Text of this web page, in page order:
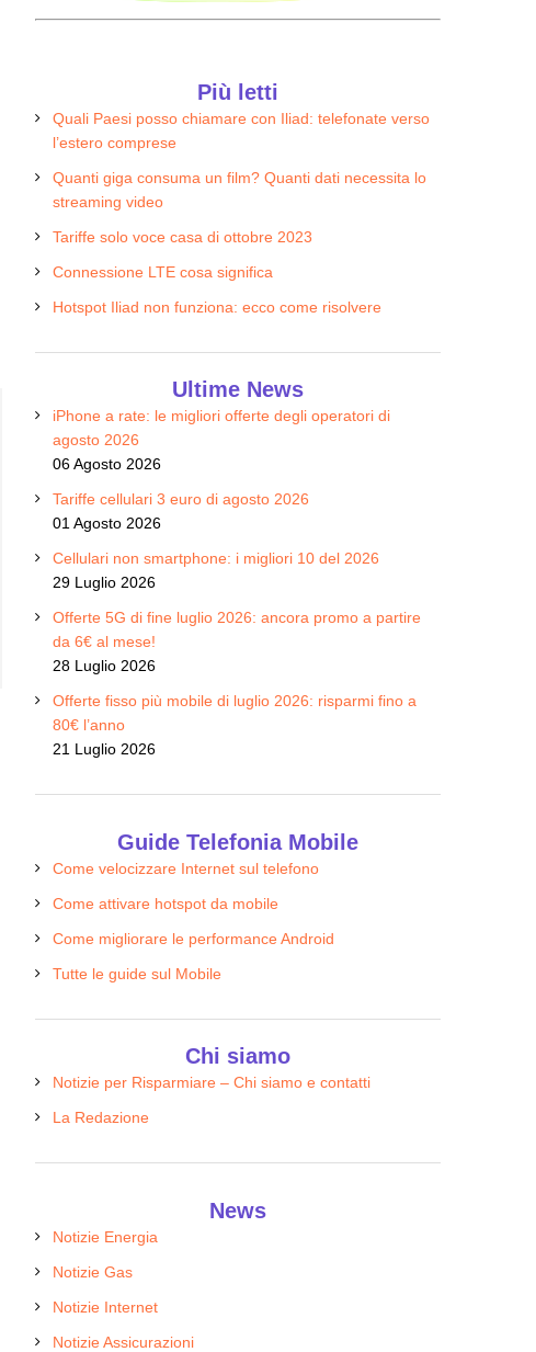
Più letti
Quali Paesi posso chiamare con Iliad: telefonate verso
l’estero comprese
Quanti giga consuma un film? Quanti dati necessita lo
streaming video
Tariffe solo voce casa di ottobre 2023
Connessione LTE cosa significa
Hotspot Iliad non funziona: ecco come risolvere
Ultime News
iPhone a rate: le migliori offerte degli operatori di
agosto 2026
06 Agosto 2026
Tariffe cellulari 3 euro di agosto 2026
01 Agosto 2026
Cellulari non smartphone: i migliori 10 del 2026
29 Luglio 2026
Offerte 5G di fine luglio 2026: ancora promo a partire
da 6€ al mese!
28 Luglio 2026
Offerte fisso più mobile di luglio 2026: risparmi fino a
80€ l’anno
21 Luglio 2026
Guide Telefonia Mobile
Come velocizzare Internet sul telefono
Come attivare hotspot da mobile
Come migliorare le performance Android
Tutte le guide sul Mobile
Chi siamo
Notizie per Risparmiare – Chi siamo e contatti
La Redazione
News
Notizie Energia
Notizie Gas
Notizie Internet
Notizie Assicurazioni